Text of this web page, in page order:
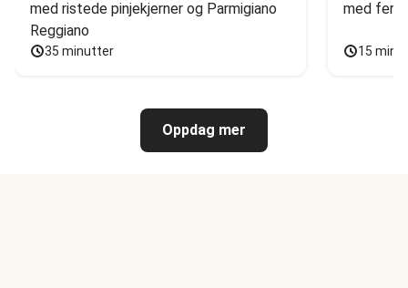
med ristede pinjekjerner og Parmigiano
Reggiano
35 minutter
med
15
Oppdag mer